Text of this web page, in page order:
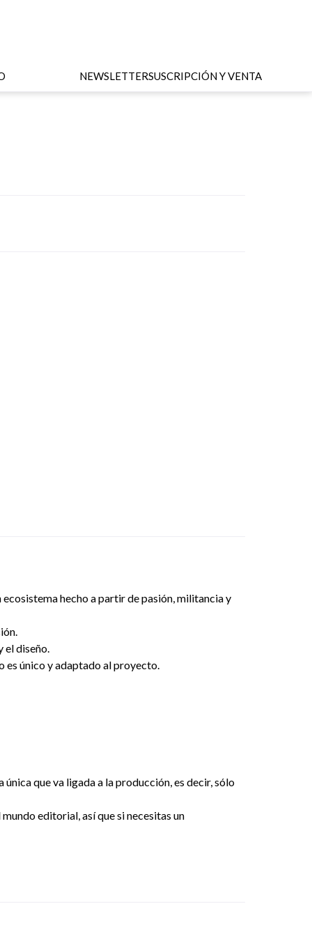
NEWSLETTERSUSCRIPCIÓN Y VENTA
hecho a partir de pasión, militancia y
el diseño.
es único y adaptado al proyecto.
que va ligada a la producción, es decir, sólo
editorial, así que si necesitas un